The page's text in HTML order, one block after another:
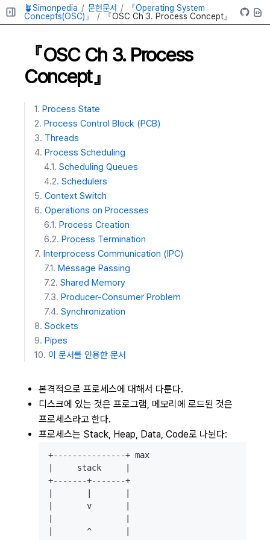
🪴Simonpedia 문헌문서
『Operating System
Concepts(OSC)』
『OSC Ch 3. Process Concept』
『OSC Ch 3. Process
Concept』
Process State
Process Control Block (PCB)
Threads
Process Scheduling
Scheduling Queues
Schedulers
Context Switch
Operations on Processes
Process Creation
Process Termination
Interprocess Communication (IPC)
Message Passing
Shared Memory
Producer-Consumer Problem
Synchronization
Sockets
Pipes
이 문서를 인용한 문서
본격적으로 프로세스에 대해서 다룬다.
디스크에 있는 것은 프로그램, 메모리에 로드된 것은
프로세스라고 한다.
프로세스는 Stack, Heap, Data, Code로 나뉜다:
+---------------+ max
|     stack     |
+-------+-------+
|       v       |
|       ^       |